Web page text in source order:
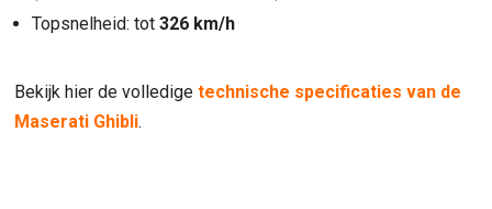
Topsnelheid: tot326 km/h
Bekijk hier de volledigetechnische specificaties van de
Maserati Ghibli.